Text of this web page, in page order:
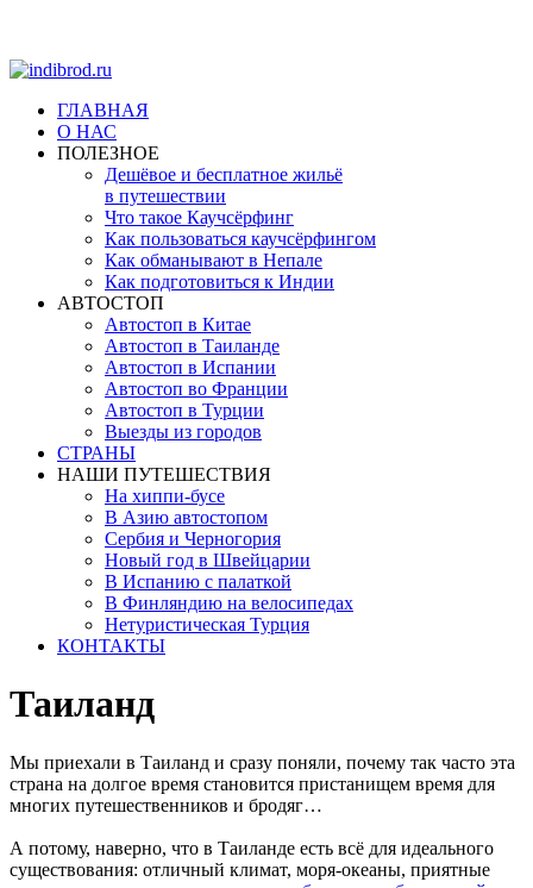
ГЛАВНАЯ
О НАС
ПОЛЕЗНОЕ
Дешёвое и бесплатное жильё
в путешествии
Что такое Каучсёрфинг
Как пользоваться каучсёрфингом
Как обманывают в Непале
Как подготовиться к Индии
АВТОСТОП
Автостоп в Китае
Автостоп в Таиланде
Автостоп в Испании
Автостоп во Франции
Автостоп в Турции
Выезды из городов
СТРАНЫ
НАШИ ПУТЕШЕСТВИЯ
На хиппи-бусе
В Азию автостопом
Сербия и Черногория
Новый год в Швейцарии
В Испанию с палаткой
В Финляндию на велосипедах
Нетуристическая Турция
КОНТАКТЫ
Таиланд
Мы приехали в Таиланд и сразу поняли, почему так часто эта
страна на долгое время становится пристанищем время для
многих путешественников и бродяг…
А потому, наверно, что в Таиланде есть всё для идеального
существования: отличный климат, моря-океаны, приятные